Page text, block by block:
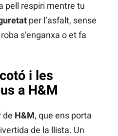
pell respiri mentre tu
per l’asfalt, sense
s’enganxa o et fa
i les
a H&M
de H&M, que ens porta
de la llista. Un